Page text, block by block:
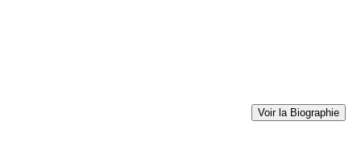
Voir la Biographie